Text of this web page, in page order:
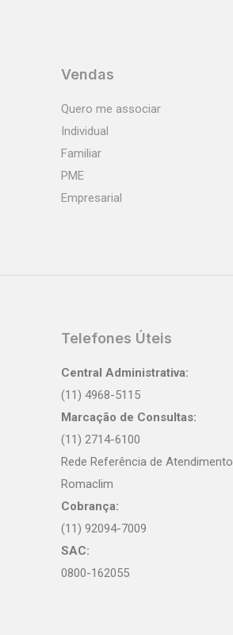
Vendas
Quero me associar
Individual
Familiar
PME
Empresarial
Telefones Úteis
Central Administrativa:
(11) 4968-5115
Marcação de Consultas:
(11) 2714-6100
Rede Referência de Atendimento
Romaclim
Cobrança:
(11) 92094-7009
SAC:
0800-162055